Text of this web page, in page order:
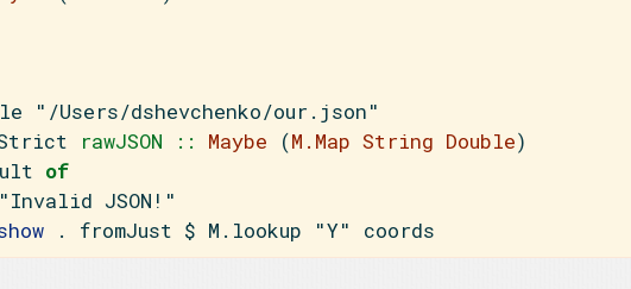
"/Users/dshevchenko/our.json"
rawJSON :: Maybe (M.Map String Double)
of
"Invalid JSON!"
. fromJust $ M.lookup "Y" coords